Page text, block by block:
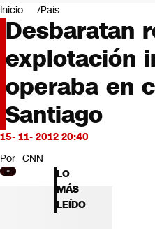
Negocios
Deportes
Programas completos
Cultura
Servicios
Bits
CNN Data
CNN tiempo
Futuro 360
Inicio País
Desbaratan
explotación
operaba en
Santiago
15- 11- 2012 20:40
Por CNN
LO
MÁS
LEÍDO